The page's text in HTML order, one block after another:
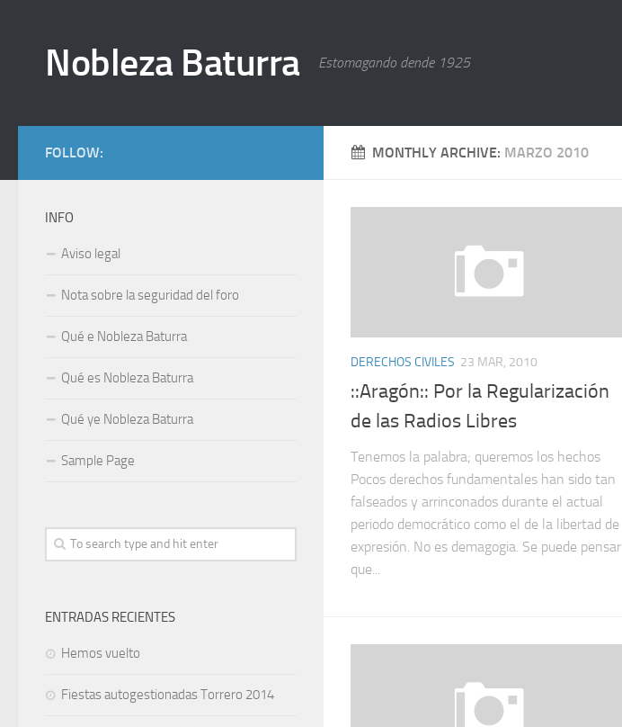
Nobleza Baturra Estomagando dende 1925
MONTHLY ARCHIVE: MARZO 2010
DERECHOS CIVILES 23 MAR, 2010
::Aragón:: Por la Regularización
de las Radios Libres
Tenemos la palabra; queremos los hechos
Pocos derechos fundamentales han sido tan
falseados y arrinconados durante el actual
periodo democrático como el de la libertad de
expresión. No es demagogia. Se puede pensar
que...
FOLLOW:
INFO
Aviso legal
Nota sobre la seguridad del foro
Qué e Nobleza Baturra
Qué es Nobleza Baturra
Qué ye Nobleza Baturra
Sample Page
ENTRADAS RECIENTES
Hemos vuelto
Fiestas autogestionadas Torrero 2014